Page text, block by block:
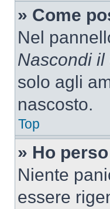
» Come
Nel
Nascondi il
solo agli
nascosto.
Top
» Ho
Niente
essere